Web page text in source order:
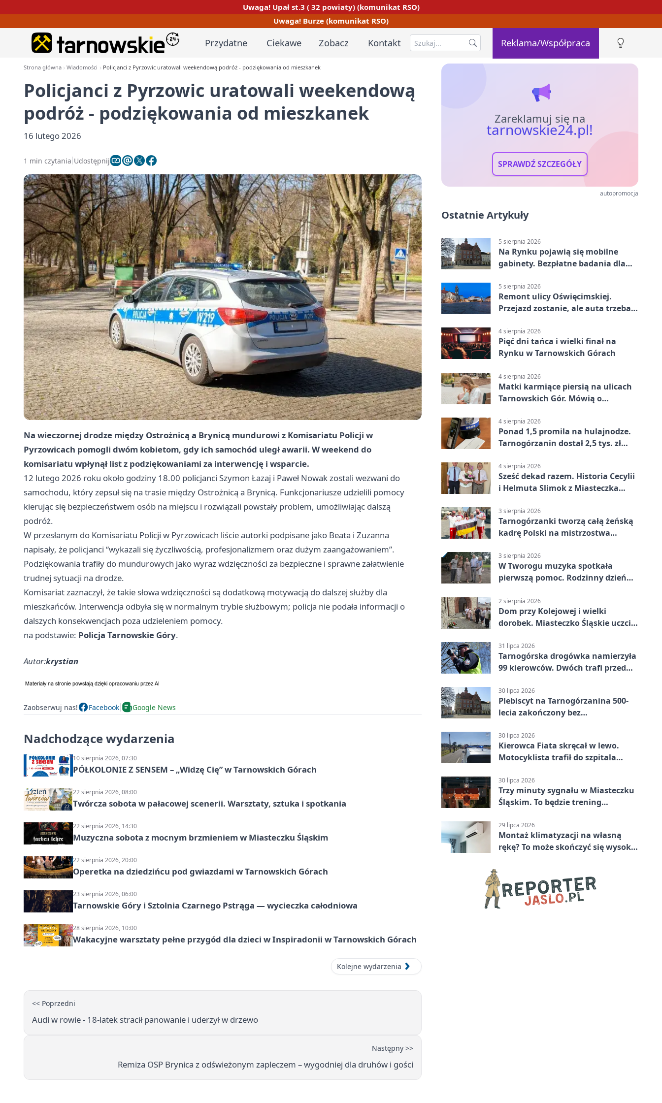
Uwaga! Upał st.3 ( 32 powiaty) (komunikat RSO)
Uwaga! Burze (komunikat RSO)
Przydatne Ciekawe Zobacz Kontakt Reklama/Współpraca
Strona główna Wiadomości Policjanci z Pyrzowic uratowali weekendową podróż - podziękowania od mieszkanek
Policjanci z Pyrzowic uratowali weekendową
podróż - podziękowania od mieszkanek
16 lutego 2026
1 min czytania Udostępnij
Na wieczornej drodze między Ostrożnicą a Brynicą mundurowi z Komisariatu Policji w
Pyrzowicach pomogli dwóm kobietom, gdy ich samochód uległ awarii. W weekend do
komisariatu wpłynął list z podziękowaniami za interwencję i wsparcie.
12 lutego 2026 roku około godziny 18.00 policjanci Szymon Łazaj i Paweł Nowak zostali wezwani do
samochodu, który zepsuł się na trasie między Ostrożnicą a Brynicą. Funkcjonariusze udzielili pomocy
kierując się bezpieczeństwem osób na miejscu i rozwiązali powstały problem, umożliwiając dalszą
podróż.
W przesłanym do Komisariatu Policji w Pyrzowicach liście autorki podpisane jako Beata i Zuzanna
napisały, że policjanci “wykazali się życzliwością, profesjonalizmem oraz dużym zaangażowaniem”.
Podziękowania trafiły do mundurowych jako wyraz wdzięczności za bezpieczne i sprawne załatwienie
trudnej sytuacji na drodze.
Komisariat zaznaczył, że takie słowa wdzięczności są dodatkową motywacją do dalszej służby dla
mieszkańców. Interwencja odbyła się w normalnym trybie służbowym; policja nie podała informacji o
dalszych konsekwencjach poza udzieleniem pomocy.
na podstawie: Policja Tarnowskie Góry.
Autor:krystian
Zaobserwuj nas! Facebook Google News
Nadchodzące wydarzenia
10 sierpnia 2026, 07:30
PÓŁKOLONIE Z SENSEM – „Widzę Cię” w Tarnowskich Górach
22 sierpnia 2026, 08:00
Twórcza sobota w pałacowej scenerii. Warsztaty, sztuka i spotkania
22 sierpnia 2026, 14:30
Muzyczna sobota z mocnym brzmieniem w Miasteczku Śląskim
22 sierpnia 2026, 20:00
Operetka na dziedzińcu pod gwiazdami w Tarnowskich Górach
23 sierpnia 2026, 06:00
Tarnowskie Góry i Sztolnia Czarnego Pstrąga — wycieczka całodniowa
28 sierpnia 2026, 10:00
Wakacyjne warsztaty pełne przygód dla dzieci w Inspiradonii w Tarnowskich Górach
Kolejne wydarzenia
<< Poprzedni
Audi w rowie - 18-latek stracił panowanie i uderzył w drzewo
Następny >>
Remiza OSP Brynica z odświeżonym zapleczem – wygodniej dla druhów i gości
Zareklamuj się na
tarnowskie24.pl!
SPRAWDŹ SZCZEGÓŁY
autopromocja
Ostatnie Artykuły
5 sierpnia 2026
Na Rynku pojawią się mobilne
gabinety. Bezpłatne badania dla
5 sierpnia 2026
Remont ulicy Oświęcimskiej.
Przejazd zostanie, ale auta trzeba
4 sierpnia 2026
Pięć dni tańca i wielki finał na
Rynku w Tarnowskich Górach
4 sierpnia 2026
Matki karmiące piersią na ulicach
Tarnowskich Gór. Mówią o
4 sierpnia 2026
Ponad 1,5 promila na hulajnodze.
Tarnogórzanin dostał 2,5 tys. zł
4 sierpnia 2026
Sześć dekad razem. Historia Cecylii
i Helmuta Slimok z Miasteczka
3 sierpnia 2026
Tarnogórzanki tworzą całą żeńską
kadrę Polski na mistrzostwa
3 sierpnia 2026
W Tworogu muzyka spotkała
pierwszą pomoc. Rodzinny dzień
2 sierpnia 2026
Dom przy Kolejowej i wielki
dorobek. Miasteczko Śląskie uczciło
31 lipca 2026
Tarnogórska drogówka namierzyła
99 kierowców. Dwóch trafi przed
30 lipca 2026
Plebiscyt na Tarnogórzanina 500-
lecia zakończony bez
30 lipca 2026
Kierowca Fiata skręcał w lewo.
Motocyklista trafił do szpitala
30 lipca 2026
Trzy minuty sygnału w Miasteczku
Śląskim. To będzie trening
29 lipca 2026
Montaż klimatyzacji na własną
rękę? To może skończyć się wysoką